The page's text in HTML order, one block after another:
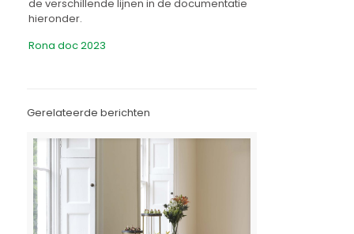
de verschillende lijnen in de documentatie
hieronder.
Rona doc 2023
Gerelateerde berichten